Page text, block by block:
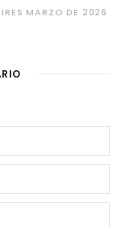
MARZO DE 2026